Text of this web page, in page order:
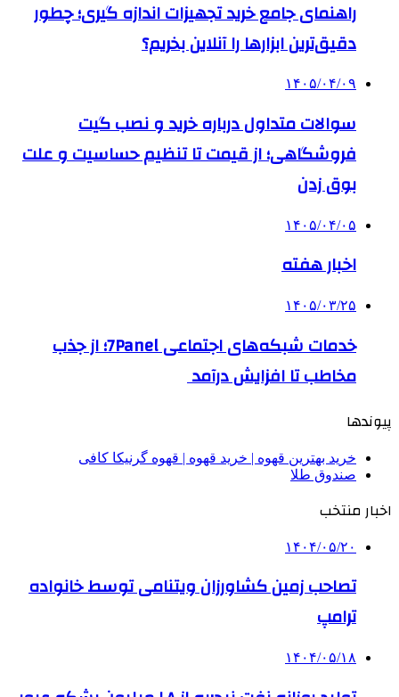
راهنمای جامع خرید تجهیزات اندازه گیری؛ چطور
دقیق‌ترین ابزارها را آنلاین بخریم؟
۱۴۰۵/۰۴/۰۹
سوالات متداول درباره خرید و نصب گیت
فروشگاهی؛ از قیمت تا تنظیم حساسیت و علت
بوق زدن
۱۴۰۵/۰۴/۰۵
اخبار هفته
۱۴۰۵/۰۳/۲۵
خدمات شبکه‌های اجتماعی 7Panel؛ از جذب
مخاطب تا افزایش درآمد
پیوندها
خرید بهترین قهوه | خرید قهوه | قهوه گرنیکا کافی
صندوق طلا
اخبار منتخب
۱۴۰۴/۰۵/۲۰
تصاحب زمین کشاورزان ویتنامی توسط خانواده
ترامپ
۱۴۰۴/۰۵/۱۸